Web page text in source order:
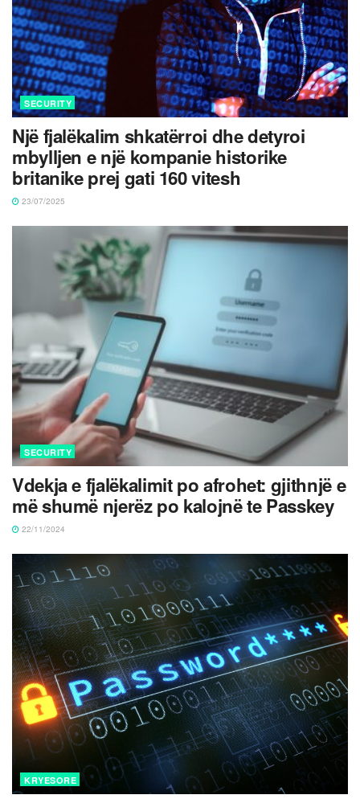
SECURITY
Një fjalëkalim shkatërroi dhe detyroi
mbylljen e një kompanie historike
britanike prej gati 160 vitesh
23/07/2025
SECURITY
Vdekja e fjalëkalimit po afrohet: gjithnjë e
më shumë njerëz po kalojnë te Passkey
22/11/2024
KRYESORE